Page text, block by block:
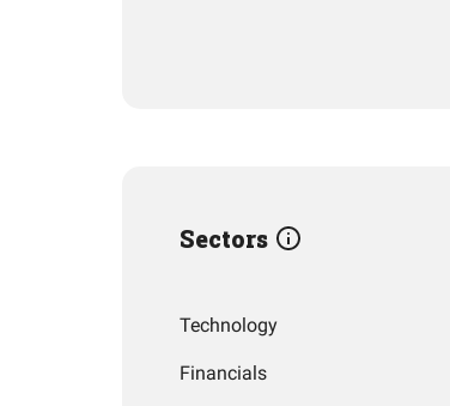
Sectors
Technology
Financials